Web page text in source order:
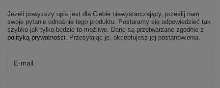
Jeżeli powyższy opis jest dla Ciebie niewystarczający, prześlij nam
swoje pytanie odnośnie tego produktu. Postaramy się odpowiedzieć tak
szybko jak tylko będzie to możliwe. Dane są przetwarzane zgodnie z
polityką prywatności. Przesyłając je, akceptujesz jej postanowienia.
E-mail